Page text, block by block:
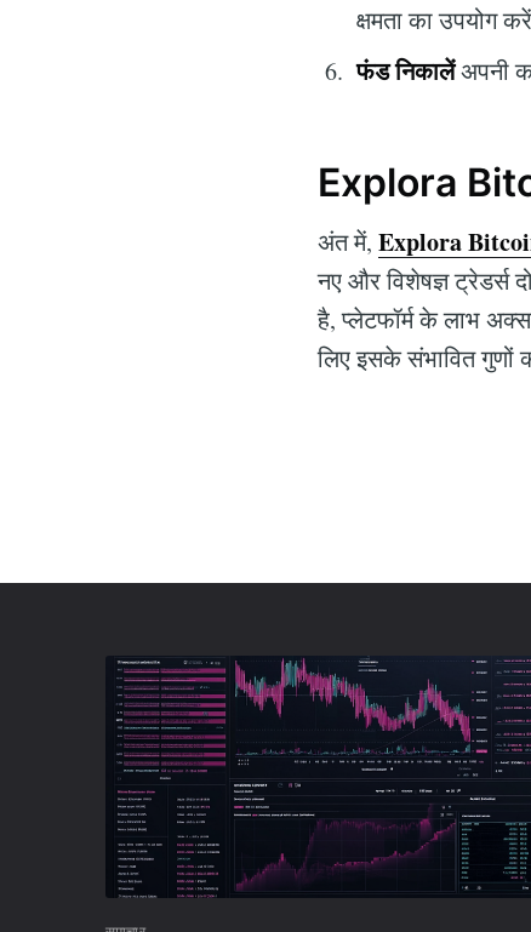
क्षमता का उपयोग
फंड निकालेंअपनी
Explora
अंत में, Explora
नए और विशेषज्ञ
है, प्लेटफॉर्म के लाभ
लिए इसके संभावित गुणों